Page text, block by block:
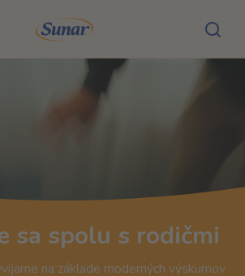
sa spolu s rodičmi
na základe moderných výskumov